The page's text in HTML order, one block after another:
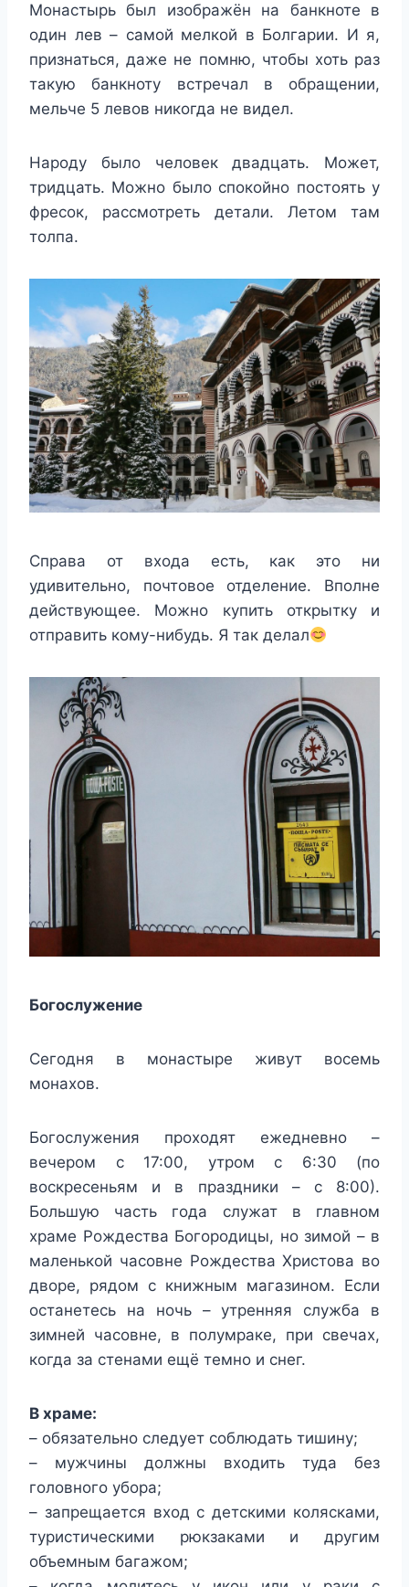
Монастырь был изображён на банкноте в
один лев – самой мелкой в Болгарии. И я,
признаться, даже не помню, чтобы хоть раз
такую банкноту встречал в обращении,
мельче 5 левов никогда не видел.
Народу было человек двадцать. Может,
тридцать. Можно было спокойно постоять у
фресок, рассмотреть детали. Летом там
толпа.
Справа от входа есть, как это ни
удивительно, почтовое отделение. Вполне
действующее. Можно купить открытку и
отправить кому-нибудь. Я так делал
Богослужение
Сегодня в монастыре живут восемь
монахов.
Богослужения проходят ежедневно –
вечером с 17:00, утром с 6:30 (по
воскресеньям и в праздники – с 8:00).
Большую часть года служат в главном
храме Рождества Богородицы, но зимой – в
маленькой часовне Рождества Христова во
дворе, рядом с книжным магазином. Если
останетесь на ночь – утренняя служба в
зимней часовне, в полумраке, при свечах,
когда за стенами ещё темно и снег.
В храме:
– обязательно следует соблюдать тишину;
– мужчины должны входить туда без
головного убора;
– запрещается вход с детскими колясками,
туристическими рюкзаками и другим
объемным багажом;